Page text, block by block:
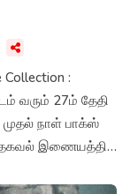
:
வரும் 27ம் தேதி
முதல் நாள் பாக்ஸ்
தகவல் இணையத்தில்